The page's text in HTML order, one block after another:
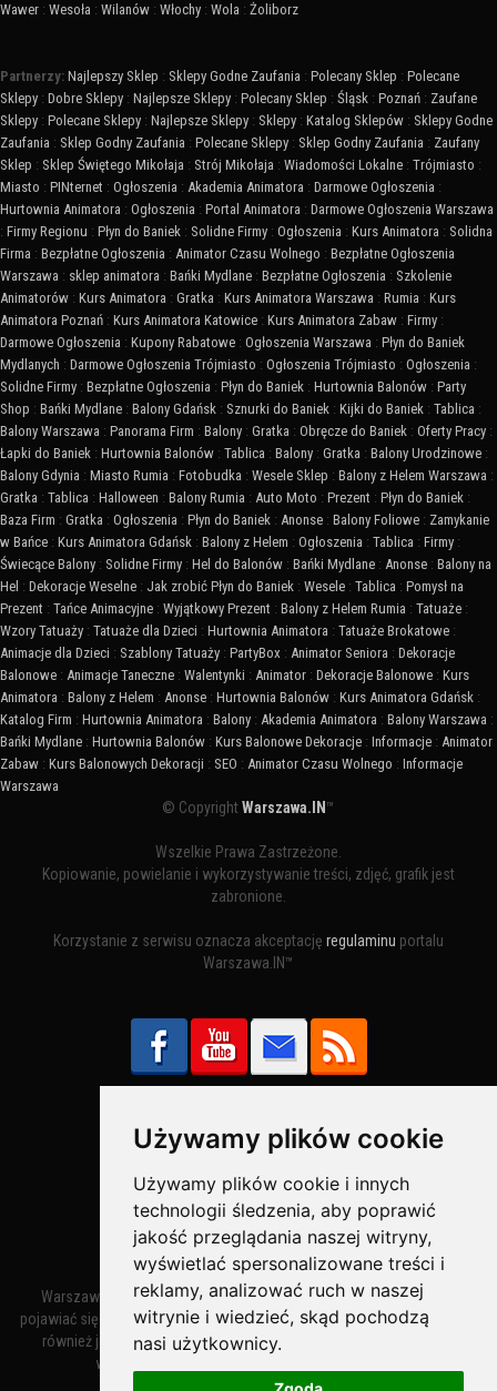
Używamy plików cookie
Używamy plików cookie i innych
technologii śledzenia, aby poprawić
jakość przeglądania naszej witryny,
wyświetlać spersonalizowane treści i
reklamy, analizować ruch w naszej
witrynie i wiedzieć, skąd pochodzą
nasi użytkownicy.
Wawer : Wesoła : Wilanów : Włochy : Wola : Żoliborz
Partnerzy: Najlepszy Sklep : Sklepy Godne Zaufania : Polecany Sklep : Polecane
Sklepy : Dobre Sklepy : Najlepsze Sklepy : Polecany Sklep : Śląsk : Poznań : Zaufane
Sklepy : Polecane Sklepy : Najlepsze Sklepy : Sklepy : Katalog Sklepów : Sklepy Godne
Zaufania : Sklep Godny Zaufania : Polecane Sklepy : Sklep Godny Zaufania : Zaufany
Sklep : Sklep Świętego Mikołaja : Strój Mikołaja : Wiadomości Lokalne : Trójmiasto :
Miasto : PINternet : Ogłoszenia : Akademia Animatora : Darmowe Ogłoszenia :
Hurtownia Animatora : Ogłoszenia : Portal Animatora : Darmowe Ogłoszenia Warszawa
: Firmy Regionu : Płyn do Baniek : Solidne Firmy : Ogłoszenia : Kurs Animatora : Solidna
Firma : Bezpłatne Ogłoszenia : Animator Czasu Wolnego : Bezpłatne Ogłoszenia
Warszawa : sklep animatora : Bańki Mydlane : Bezpłatne Ogłoszenia : Szkolenie
Animatorów : Kurs Animatora : Gratka : Kurs Animatora Warszawa : Rumia : Kurs
Animatora Poznań : Kurs Animatora Katowice : Kurs Animatora Zabaw : Firmy :
Darmowe Ogłoszenia : Kupony Rabatowe : Ogłoszenia Warszawa : Płyn do Baniek
Mydlanych : Darmowe Ogłoszenia Trójmiasto : Ogłoszenia Trójmiasto : Ogłoszenia :
Solidne Firmy : Bezpłatne Ogłoszenia : Płyn do Baniek : Hurtownia Balonów : Party
Shop : Bańki Mydlane : Balony Gdańsk : Sznurki do Baniek : Kijki do Baniek : Tablica :
Balony Warszawa : Panorama Firm : Balony : Gratka : Obręcze do Baniek : Oferty Pracy :
Łapki do Baniek : Hurtownia Balonów : Tablica : Balony : Gratka : Balony Urodzinowe :
Balony Gdynia : Miasto Rumia : Fotobudka : Wesele Sklep : Balony z Helem Warszawa :
Gratka : Tablica : Halloween : Balony Rumia : Auto Moto : Prezent : Płyn do Baniek :
Baza Firm : Gratka : Ogłoszenia : Płyn do Baniek : Anonse : Balony Foliowe : Zamykanie
w Bańce : Kurs Animatora Gdańsk : Balony z Helem : Ogłoszenia : Tablica : Firmy :
Świecące Balony : Solidne Firmy : Hel do Balonów : Bańki Mydlane : Anonse : Balony na
Hel : Dekoracje Weselne : Jak zrobić Płyn do Baniek : Wesele : Tablica : Pomysł na
Prezent : Tańce Animacyjne : Wyjątkowy Prezent : Balony z Helem Rumia : Tatuaże :
Wzory Tatuaży : Tatuaże dla Dzieci : Hurtownia Animatora : Tatuaże Brokatowe :
Animacje dla Dzieci : Szablony Tatuaży : PartyBox : Animator Seniora : Dekoracje
Balonowe : Animacje Taneczne : Walentynki : Animator : Dekoracje Balonowe : Kurs
Animatora : Balony z Helem : Anonse : Hurtownia Balonów : Kurs Animatora Gdańsk :
Katalog Firm : Hurtownia Animatora : Balony : Akademia Animatora : Balony Warszawa :
Bańki Mydlane : Hurtownia Balonów : Kurs Balonowe Dekoracje : Informacje : Animator
Zabaw : Kurs Balonowych Dekoracji : SEO : Animator Czasu Wolnego : Informacje
Warszawa
© CopyrightWarszawa.IN ™
Wszelkie Prawa Zastrzeżone.
Kopiowanie, powielanie i wykorzystywanie treści, zdjęć, grafik jest
zabronione.
Korzystanie z serwisu oznacza akceptację regulaminu portalu
Warszawa.IN™
Bezpieczne Płatności obsługuje:
Warszawa – miasto stołeczne Warszawa. Nazwa miasta zaczęła
pojawiać się w dokumentach w XIV wieku jako Warszewa, a od XV wieku
również jako Warszowa. Zmiana nazwy na Warszawa w XV wieku
wynikała z mazowieckiej wymowy dialektycznej.